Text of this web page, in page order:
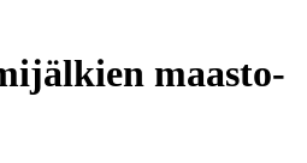
maasto-